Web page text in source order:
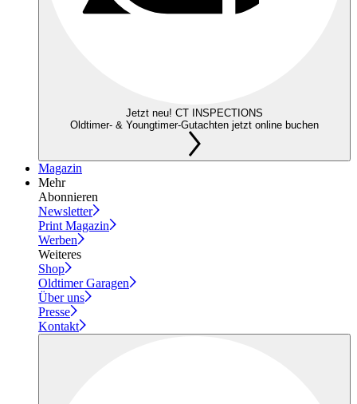
Jetzt neu! CT INSPECTIONS
Oldtimer- & Youngtimer-Gutachten jetzt online buchen
Magazin
Mehr
Abonnieren
Newsletter
Print Magazin
Werben
Weiteres
Shop
Oldtimer Garagen
Über uns
Presse
Kontakt